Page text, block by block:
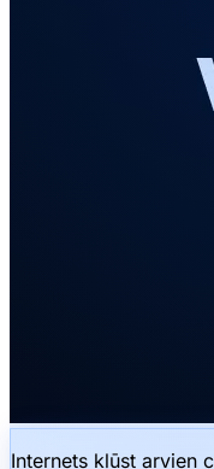
Internets kļūst arvien